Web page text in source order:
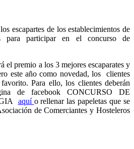
escapartes de los establecimientos de
para participar en el concurso de
el premio a los 3 mejores escaparates y
este año como novedad, los clientes
Para ello, los clientes deberán
de facebook CONCURSO DE
aquí o rellenar las papeletas que se
de Comerciantes y Hosteleros